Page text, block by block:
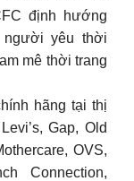
định hướng
yêu thời
mê thời trang
hãng tại thị
Gap, Old
OVS,
Connection,